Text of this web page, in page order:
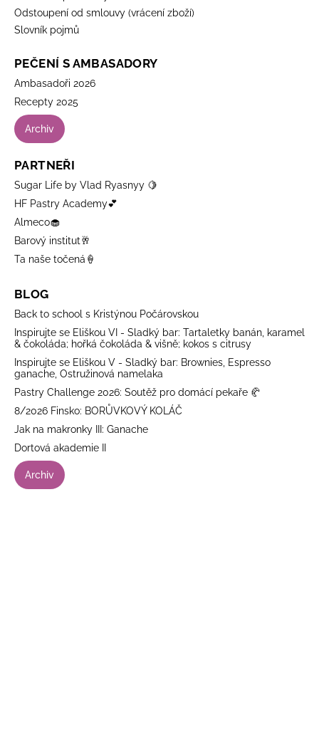
Odstoupení od smlouvy (vrácení zboží)
Slovník pojmů
PEČENÍ S AMBASADORY
Ambasadoři 2026
Recepty 2025
Archiv
PARTNEŘI
Sugar Life by Vlad Ryasnyy 🍋
HF Pastry Academy💕
Almeco🧁
Barový institut🥂
Ta naše točená🍦
BLOG
Back to school s Kristýnou Počárovskou
Inspirujte se Eliškou VI - Sladký bar: Tartaletky banán, karamel
& čokoláda; hořká čokoláda & višně; kokos s citrusy
Inspirujte se Eliškou V - Sladký bar: Brownies, Espresso
ganache, Ostružinová namelaka
Pastry Challenge 2026: Soutěž pro domácí pekaře 🥐
8/2026 Finsko: BORŮVKOVÝ KOLÁČ
Jak na makronky III: Ganache
Dortová akademie II
Archiv